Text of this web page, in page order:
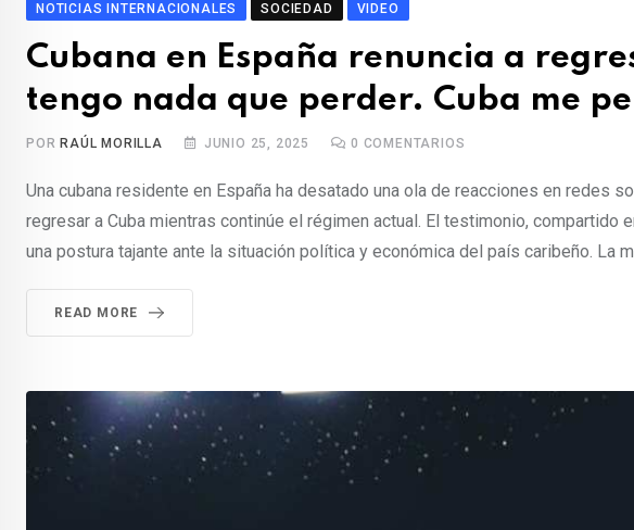
NOTICIAS INTERNACIONALES SOCIEDAD VIDEO
Cubana en España renuncia a
tengo nada que perder. Cuba me
POR RAÚL MORILLA JUNIO 25, 2025 0 COMENTARIOS
Una cubana residente en España ha desatado una ola de reacciones en redes
regresar a Cuba mientras continúe el régimen actual. El testimonio, compartido
una postura tajante ante la situación política y económica del país caribeño. La
READ MORE